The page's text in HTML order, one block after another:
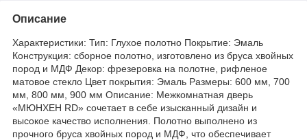
Описание
Характеристики: Тип: Глухое полотно Покрытие: Эмаль
Конструкция: сборное полотно, изготовлено из бруса хвойных
пород и МДФ Декор: фрезеровка на полотне, рифленое
матовое стекло Цвет покрытия: Эмаль Размеры: 600 мм, 700
мм, 800 мм, 900 мм Описание: Межкомнатная дверь
«МЮНХЕН RD» сочетает в себе изысканный дизайн и
высокое качество исполнения. Полотно выполнено из
прочного бруса хвойных пород и МДФ, что обеспечивает